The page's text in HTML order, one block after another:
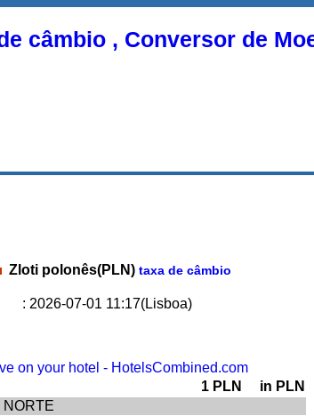
câmbio , Conversor de
Zloti polonês(PLN)taxa de câmbio
: 2026-07-01 11:17(Lisboa)
1 PLN
in PLN
NORTE